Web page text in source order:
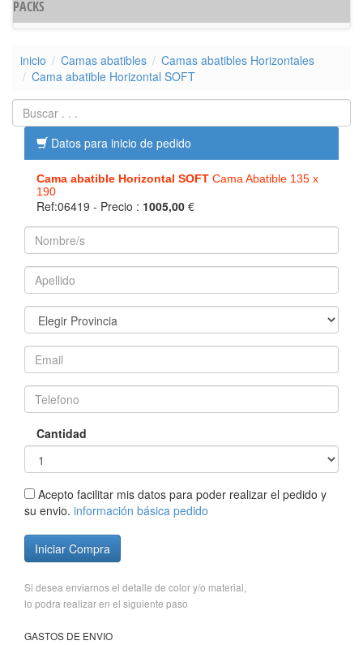
PACKS
inicio Camas abatibles
Camas abatibles Horizontales
Cama abatible Horizontal SOFT
Datos para inicio de pedido
Cama abatible Horizontal SOFT Cama Abatible 135 x
190
Ref:06419 - Precio : 1005,00 €
Cantidad
Acepto facilitar mis datos para poder realizar el pedido y
su envio. información básica pedido
Iniciar Compra
Si desea enviarnos el detalle de color y/o material,
lo podra realizar en el siguiente paso
GASTOS DE ENVIO